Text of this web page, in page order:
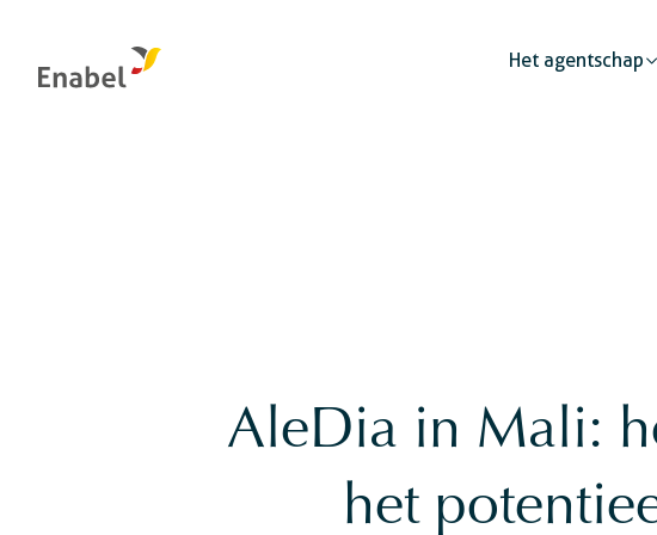
Het agentschap
AleDia in Mali:
het